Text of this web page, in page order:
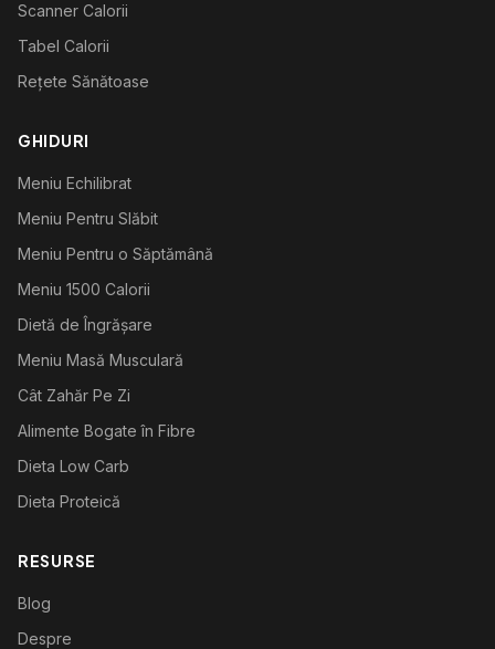
Scanner Calorii
Tabel Calorii
Rețete Sănătoase
GHIDURI
Meniu Echilibrat
Meniu Pentru Slăbit
Meniu Pentru o Săptămână
Meniu 1500 Calorii
Dietă de Îngrășare
Meniu Masă Musculară
Cât Zahăr Pe Zi
Alimente Bogate în Fibre
Dieta Low Carb
Dieta Proteică
RESURSE
Blog
Despre